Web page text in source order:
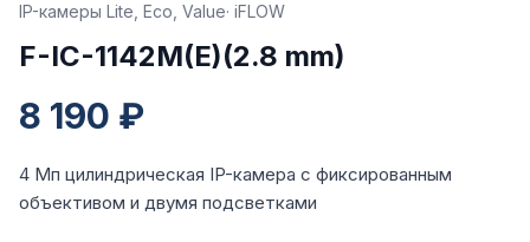
IP-камеры Lite, Eco, Value· iFLOW
F-IC-1142M(E)(2.8 mm)
8 190 ₽
4 Мп цилиндрическая IP-камера с фиксированным
объективом и двумя подсветками